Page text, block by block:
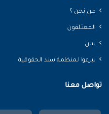
من نحن ؟
المعتلقون
بيان
تبرعوا لمنظمة سند الحقوقية
تواصل معنا